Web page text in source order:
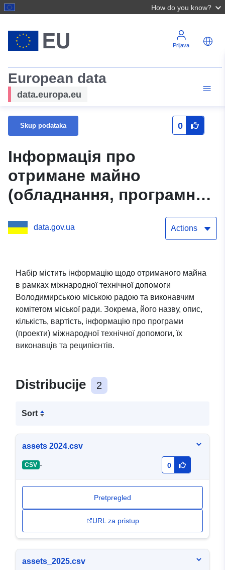
How do you know?
Prijava
European data
data.europa.eu
Skup podataka 0
Інформація про
отримане майно
(обладнання, програмне
забезпечення) у рамках
міжнародної технічної
data.gov.ua Actions
Набір містить інформацію щодо отриманого майна
в рамках міжнародної технічної допомоги
Володимирською міською радою та виконавчим
комітетом міської ради. Зокрема, його назву, опис,
кількість, вартість, інформацію про програми
(проекти) міжнародної технічної допомоги, їх
виконавців та реципієнтів.
Distribucije 2
Sort
assets 2024.csv
CSV - 0
Pretpregled
URL za pristup
assets_2025.csv